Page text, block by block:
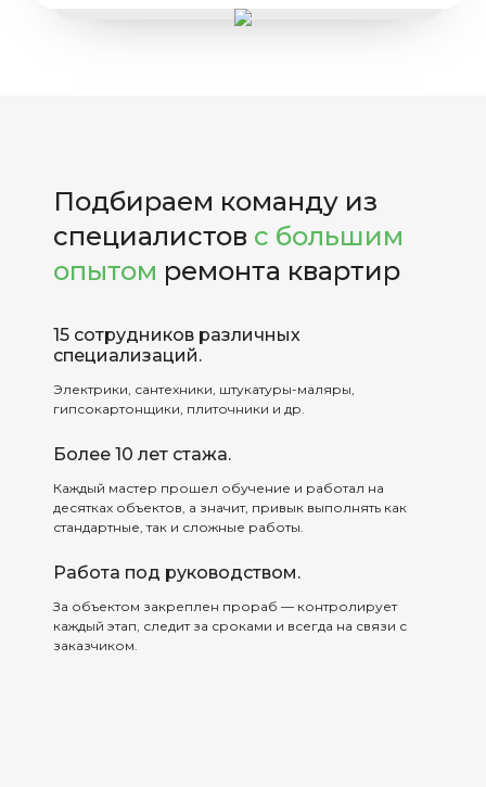
Подбираем команду из
специалистов с большим
опытом ремонта квартир
15 сотрудников различных
специализаций.
Электрики, сантехники, штукатуры-маляры,
гипсокартонщики, плиточники и др.
Более 10 лет стажа.
Каждый мастер прошел обучение и работал на
десятках объектов, а значит, привык выполнять как
стандартные, так и сложные работы.
Работа под руководством.
За объектом закреплен прораб — контролирует
каждый этап, следит за сроками и всегда на связи с
заказчиком.